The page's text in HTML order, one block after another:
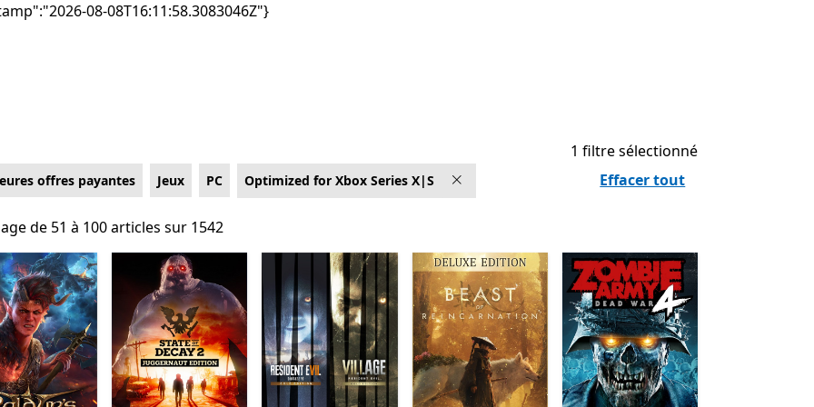
08-08T16:11:58.3083046Z"}
offres payantes Jeux PC Optimized for Xbox Series X|S
1 filtre sélectionné
Effacer tout
de 51 à 100 articles sur 1542
de 51 à 100 articles sur 1542